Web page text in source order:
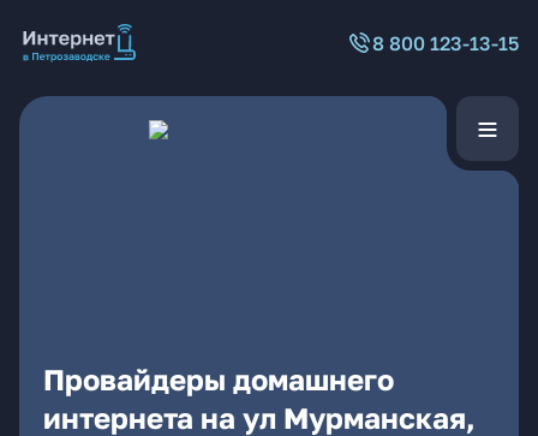
8 800 123-13-15
Провайдеры домашнего
интернета на ул Мурманская,